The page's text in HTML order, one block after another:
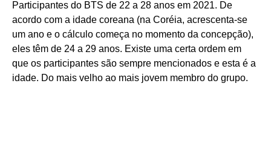
Participantes do BTS de 22 a 28 anos em 2021. De
acordo com a idade coreana (na Coréia, acrescenta-se
um ano e o cálculo começa no momento da concepção),
eles têm de 24 a 29 anos. Existe uma certa ordem em
que os participantes são sempre mencionados e esta é a
idade. Do mais velho ao mais jovem membro do grupo.